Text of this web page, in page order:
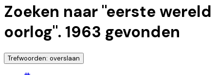
Zoeken naar "eerste wereld
oorlog". 1963 gevonden
Trefwoorden: overslaan